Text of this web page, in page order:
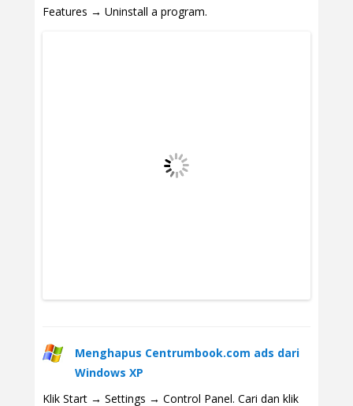
Features → Uninstall a program.
Menghapus Centrumbook.com ads dari
Windows XP
Klik Start → Settings → Control Panel. Cari dan klik